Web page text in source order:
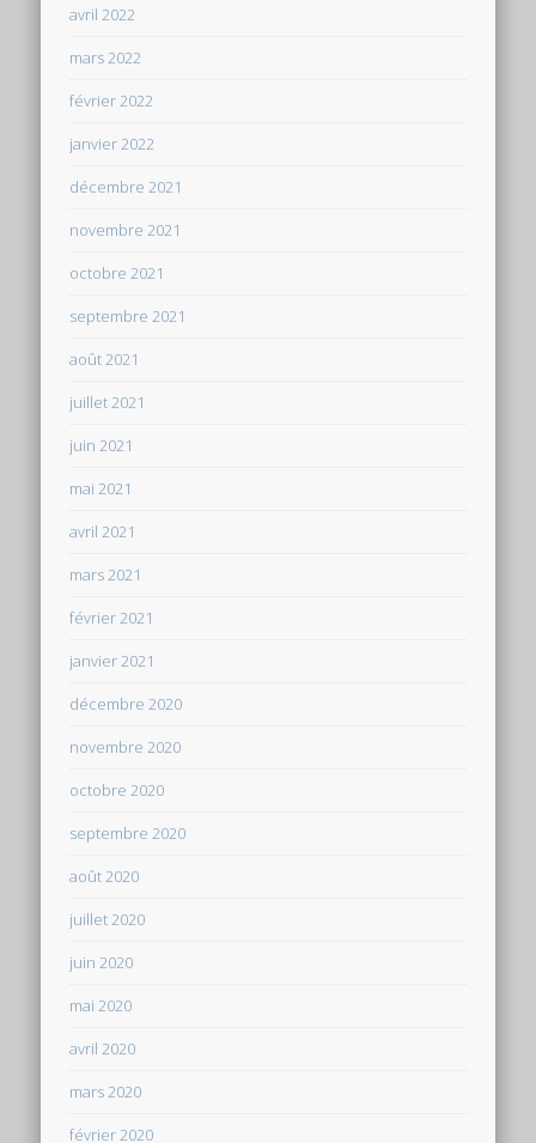
avril 2022
mars 2022
février 2022
janvier 2022
décembre 2021
novembre 2021
octobre 2021
septembre 2021
août 2021
juillet 2021
juin 2021
mai 2021
avril 2021
mars 2021
février 2021
janvier 2021
décembre 2020
novembre 2020
octobre 2020
septembre 2020
août 2020
juillet 2020
juin 2020
mai 2020
avril 2020
mars 2020
février 2020